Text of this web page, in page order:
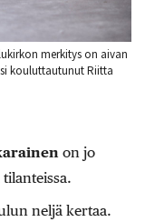
merkitys on aivan
kouluttautunut Riitta
on jo
neljä kertaa.